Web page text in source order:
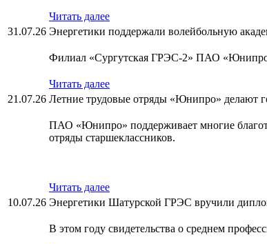
Читать далее
31.07.26 Энергетики поддержали волейбольную
Филиал «Сургутская ГРЭС-2» ПАО
Читать далее
21.07.26 Летние трудовые отряды «Юнипро» делают
ПАО «Юнипро» поддерживает многие
отряды старшеклассников.
Читать далее
10.07.26 Энергетики Шатурской ГРЭС вручили
В этом году свидетельства о среднем